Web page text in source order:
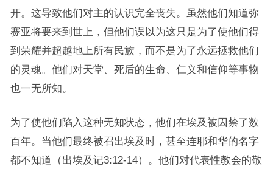
开。这导致他们对主的认识完全丧失。虽然他们知道弥
赛亚将要来到世上，但他们误以为这只是为了使他们得
到荣耀并超越地上所有民族，而不是为了永远拯救他们
的灵魂。他们对天堂、死后的生命、仁义和信仰等事物
也一无所知。
为了使他们陷入这种无知状态，他们在埃及被囚禁了数
百年。当他们最终被召出埃及时，甚至连耶和华的名字
都不知道（出埃及记3:12-14）。他们对代表性教会的敬